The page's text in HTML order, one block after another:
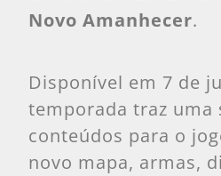
Novo Amanhecer.
Disponível em 7 de
temporada traz uma
conteúdos para o
novo mapa, armas,